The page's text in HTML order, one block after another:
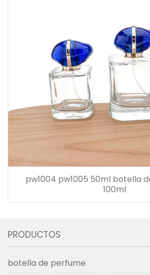
pw1004 pw1005 50ml botella
100ml
PRODUCTOS
botella de perfume